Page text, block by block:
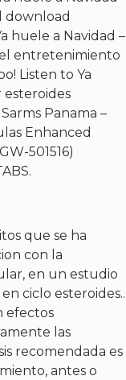
download
huele a Navidad –
entretenimiento
Listen to Ya
esteroides
Sarms Panama –
Enhanced
501516)
que se ha
con la
en un estudio
ciclo esteroides..
efectos
las
recomendada es
antes o